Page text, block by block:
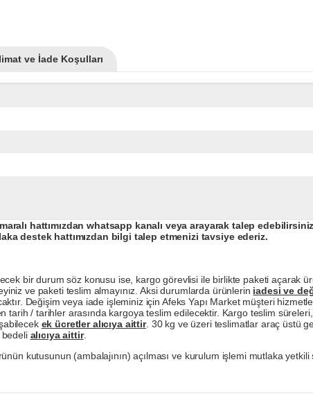
ve İade Koşulları
hattımızdan whatsapp kanalı veya arayarak talep
destek hattımızdan bilgi talep etmenizi tavsiye ederiz.
bir durum söz konusu ise, kargo görevlisi ile birlikte paketi açarak
ve paketi teslim almayınız. Aksi durumlarda ürünlerin iadesi ve
Değişim veya iade işleminiz için Afeks Yapı Market müşteri
tarih / tarihler arasında kargoya teslim edilecektir. Kargo teslim
ek ücretler alıcıya aittir. 30 kg ve üzeri teslimatlar araç üstü
bedeli alıcıya aittir.
kutusunun (ambalajının) açılması ve kurulum işlemi mutlaka yetkili